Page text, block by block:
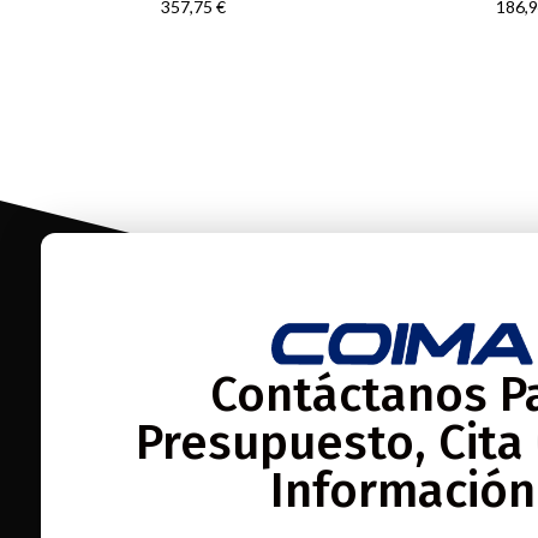
357,75€
25
Contáctanos
Presupuesto, Cita
Información